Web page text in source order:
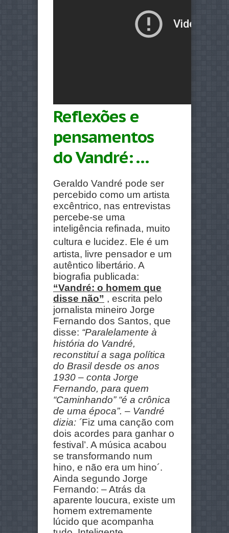
Reflexões e
pensamentos
do Vandré: …
Geraldo Vandré pode ser
percebido como um artista
excêntrico, nas entrevistas
percebe-se uma
inteligência refinada, muito
cultura e lucidez. Ele é um
artista, livre pensador e um
autêntico libertário. A
biografia publicada:
“Vandré: o homem que
disse não” , escrita pelo
jornalista mineiro Jorge
Fernando dos Santos, que
disse: “Paralelamente à
história do Vandré,
reconstituí a saga política
do Brasil desde os anos
1930 – conta Jorge
Fernando, para quem
“Caminhando” “é a crônica
de uma época”. – Vandré
dizia: ´Fiz uma canção com
dois acordes para ganhar o
festival’. A música acabou
se transformando num
hino, e não era um hino´.
Ainda segundo Jorge
Fernando: – Atrás da
aparente loucura, existe um
homem extremamente
lúcido que acompanha